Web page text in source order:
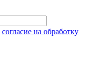
согласие на обработку